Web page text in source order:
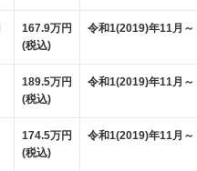
167.9万円
(税込)
令和1(2019)年11月～
189.5万円
(税込)
令和1(2019)年11月～
174.5万円
(税込)
令和1(2019)年11月～